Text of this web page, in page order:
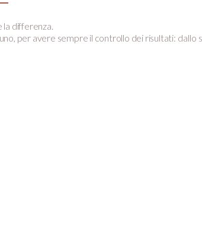
differenza.
per avere sempre il controllo dei risultati: dallo